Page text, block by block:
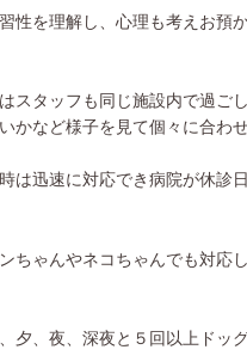
性を理解し、心理も考えお預
スタッフも同じ施設内で過ご
かなど様子を見て個々に合わ
は迅速に対応でき病院が休診
ちゃんやネコちゃんでも対応
夕、夜、深夜と５回以上ドッ